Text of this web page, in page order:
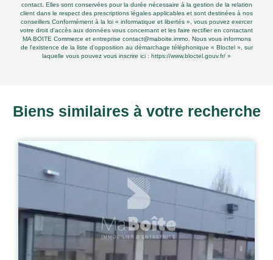
contact. Elles sont conservées pour la durée nécessaire à la gestion de la relation
client dans le respect des prescriptions légales applicables et sont destinées à nos
conseillers Conformément à la loi « informatique et libertés », vous pouvez exercer
votre droit d'accès aux données vous concernant et les faire rectifier en contactant
MA BOITE Commerce et entreprise contact@maboite.immo. Nous vous informons
de l'existence de la liste d'opposition au démarchage téléphonique « Bloctel », sur
laquelle vous pouvez vous inscrire ici : https://www.bloctel.gouv.fr/ »
Biens similaires à votre recherche